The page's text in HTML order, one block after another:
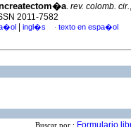
. rev. colomb. cir.
2011-7582
ingl�s · texto en espa�ol
Buscar por :